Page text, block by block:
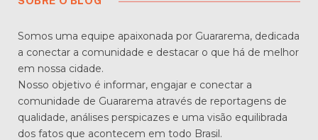
Somos uma equipe apaixonada por Guararema, dedicada
a conectar a comunidade e destacar o que há de melhor
em nossa cidade.
Nosso objetivo é informar, engajar e conectar a
comunidade de Guararema através de reportagens de
qualidade, análises perspicazes e uma visão equilibrada
dos fatos que acontecem em todo Brasil.